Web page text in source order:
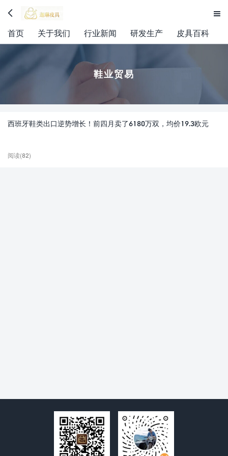
 
首页 关于我们 行业新闻 研发生产 皮具百科
鞋业贸易
西班牙鞋类出口逆势增长！前四月卖了6180万双，均价19.3欧元
阅读(82)